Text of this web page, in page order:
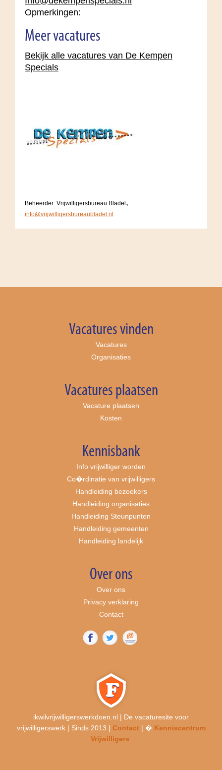
Opmerkingen:
Meer vacatures
Bekijk alle vacatures van De Kempen
Specials
Beheerder: Vrijwilligersbureau Bladel,
info@vrijwilligersbureaubladel.nl
Vacatures vinden
Vacatures
Organisaties
Vacatures plaatsen
Vacature plaatsen
Kosten
Kennisbank
Info vrijwilliger worden
Co�rdinatie van vrijwilligers
Handleiding bezoekers
Handleiding organisaties
Handleiding Steunpunten
Handleiding gemeenten
Handleiding landelijk
Over ons
Over ons
Privacy verklaring
Contact
ikwilvrijwilligerswerkdoen.nl | De vacaturesite voor
vrijwilligerswerk | Sinds 2013 | Contact| � Kenniscentrum
Vrijwilligers